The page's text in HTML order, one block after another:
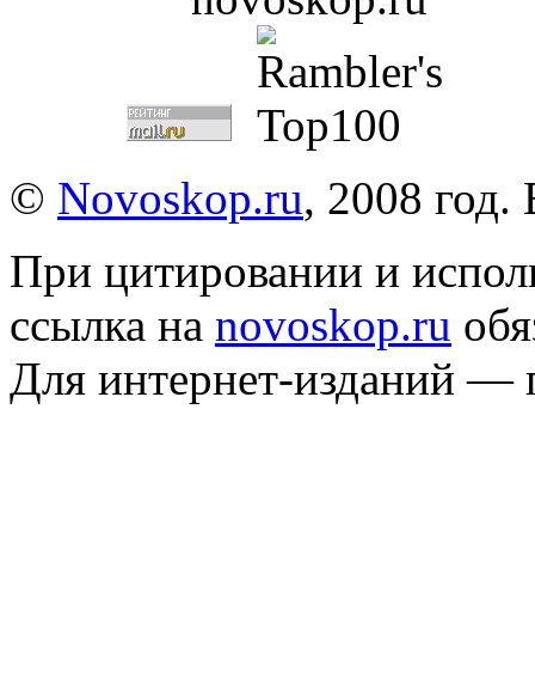
© Novoskop.ru, 2008
При цитировании и
ссылка на novoskop.ru
Для интернет-изданий —